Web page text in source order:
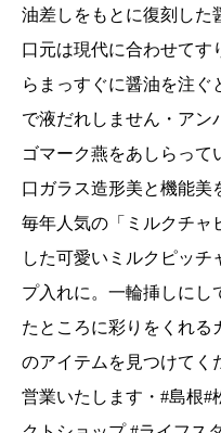
輪挿しにしても愛ら
ろに彩りをくれるガ
のアイテムを見つけ
時まで営業いたしま
#yukarisou#セレクト
ョップ#雑貨#雑貨屋#
チン#うつわあそび #
和#令和#醤油差し#復
プレゼント#オススメ
油差しをもとに復刻した
口元は現代に合わせてす
らまっすぐに醤油を注ぐ
で液だれしません・アン
ゴマーク燕をあしらって
口ガラス造形美と機能美
毎年人気の「ミルクチャ
した可愛いミルクピッチ
プ入れに。一輪挿しに
たところに彩りをくれる
のアイテムを見つけてく
営業いたします・#島根#